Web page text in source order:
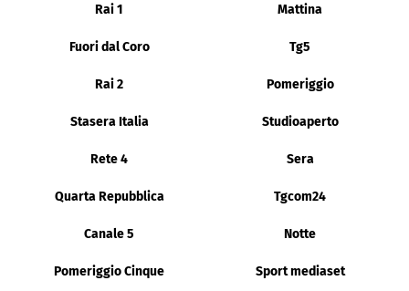
Rai 1 Mattina
Fuori dal Coro Tg5
Rai 2 Pomeriggio
Stasera Italia Studioaperto
Rete 4 Sera
Quarta Repubblica Tgcom24
Canale 5 Notte
Pomeriggio Cinque Sport mediaset